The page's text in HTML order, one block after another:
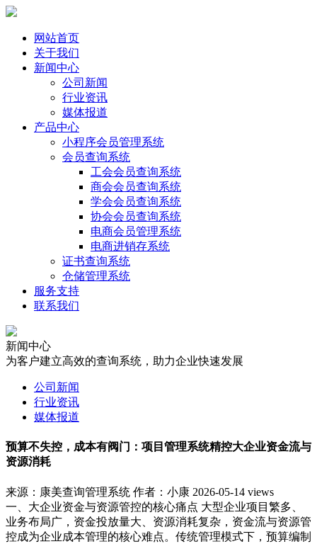
网站首页
关于我们
新闻中心
公司新闻
行业资讯
媒体报道
产品中心
小程序会员管理系统
会员查询系统
工会会员查询系统
商会会员查询系统
学会会员查询系统
协会会员查询系统
电商会员管理系统
电商进销存系统
证书查询系统
仓储管理系统
服务支持
联系我们
新闻中心
为客户建立高效的查询系统，助力企业快速发展
公司新闻
行业资讯
媒体报道
预算不失控，成本有阀门：项目管理系统精控大企业资金流与
资源消耗
来源：康美查询管理系统 作者：小康 2026-05-14 views
一、大企业资金与资源管控的核心痛点 大型企业项目繁多、
业务布局广，资金投放量大、资源消耗复杂，资金流与资源管
控成为企业成本管理的核心难点。传统管理模式下，预算编制